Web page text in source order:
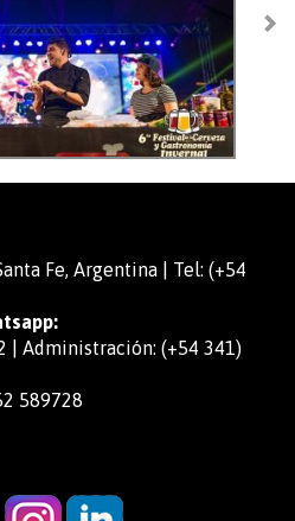
Fe, Argentina | Tel: (+54
| Administración: (+54 341)
589728